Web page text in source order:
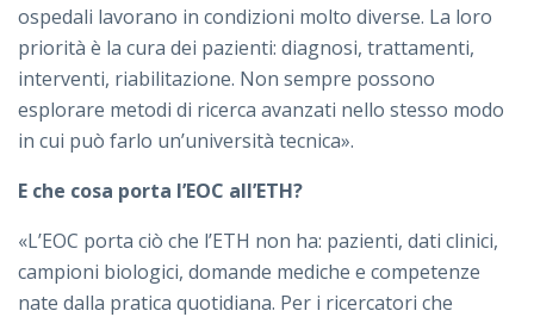
ospedali lavorano in condizioni molto diverse. La loro
priorità è la cura dei pazienti: diagnosi, trattamenti,
interventi, riabilitazione. Non sempre possono
esplorare metodi di ricerca avanzati nello stesso modo
in cui può farlo un’università tecnica».
E che cosa porta l’EOC all’ETH?
«L’EOC porta ciò che l’ETH non ha: pazienti, dati clinici,
campioni biologici, domande mediche e competenze
nate dalla pratica quotidiana. Per i ricercatori che